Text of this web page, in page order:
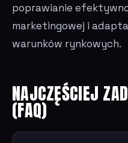
poprawianie
marketingowej i
warunków rynkowych.
NAJCZĘŚCIEJ
(FAQ)